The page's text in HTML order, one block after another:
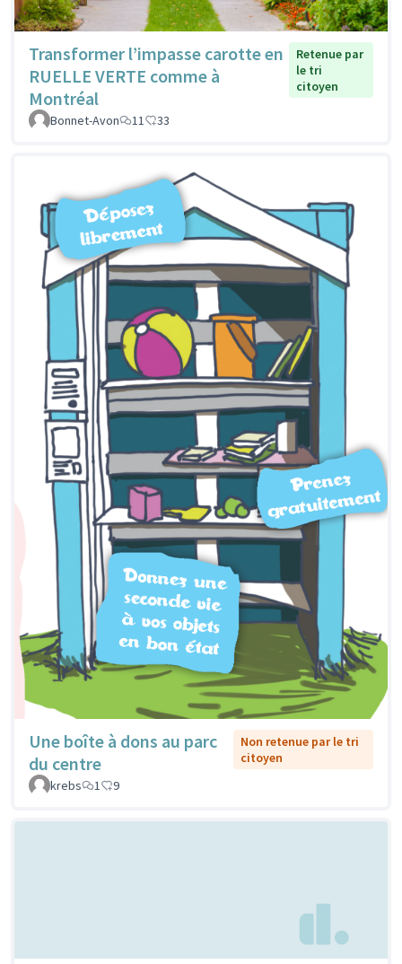
Transformer l’impasse carotte en
RUELLE VERTE comme à
Montréal
Retenue par
le tri
citoyen
Bonnet-Avon 11 33
Une boîte à dons au parc
du centre
Non retenue par le tri
citoyen
krebs
1 9